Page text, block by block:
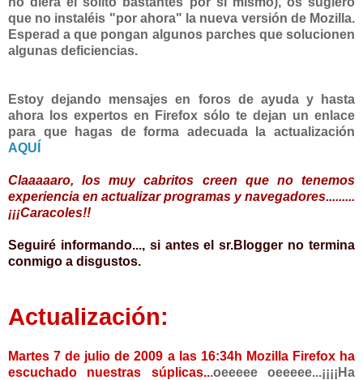
que no instaléis "por ahora" la nueva versión de Mozilla.
Esperad a que pongan algunos parches que solucionen
algunas deficiencias.
Estoy dejando mensajes en foros de ayuda y hasta
ahora los expertos en Firefox sólo te dejan un enlace
para que hagas de forma adecuada la actualización
AQUÍ
Claaaaaro, los muy cabritos creen que no tenemos
experiencia en actualizar programas y navegadores.........
¡¡¡Caracoles!!
Seguiré informando..., si antes el sr.Blogger no termina
conmigo a disgustos.
Actualización:
Martes 7 de julio de 2009 a las 16:34h Mozilla Firefox ha
escuchado nuestras súplicas...oeeeee oeeeee...¡¡¡¡Ha